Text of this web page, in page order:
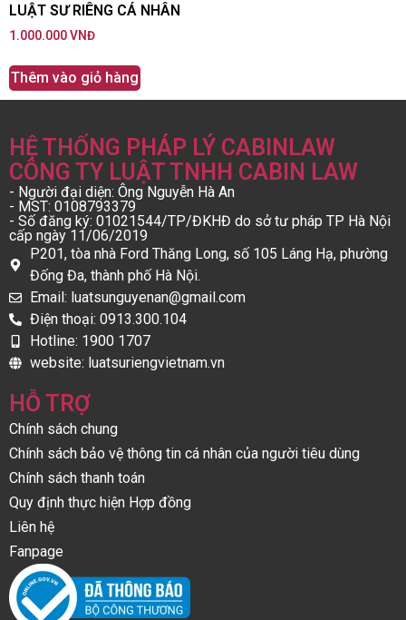
LUẬT SƯ RIÊNG CÁ NHÂN
1.000.000VNĐ
Thêm vào giỏ hàng
HỆ THỐNG PHÁP LÝ CABINLAW
CÔNG TY LUẬT TNHH CABIN LAW
- Người đại diện: Ông Nguyễn Hà An
- MST: 0108793379
- Số đăng ký: 01021544/TP/ĐKHĐ do sở tư pháp TP Hà Nội
cấp ngày 11/06/2019
P201, tòa nhà Ford Thăng Long, số 105 Láng Hạ, phường
Đống Đa, thành phố Hà Nội.
Email: luatsunguyenan@gmail.com
Điện thoại: 0913.300.104
Hotline: 1900 1707
website: luatsuriengvietnam.vn
HỖ TRỢ
Chính sách chung
Chính sách bảo vệ thông tin cá nhân của người tiêu dùng
Chính sách thanh toán
Quy định thực hiện Hợp đồng
Liên hệ
Fanpage